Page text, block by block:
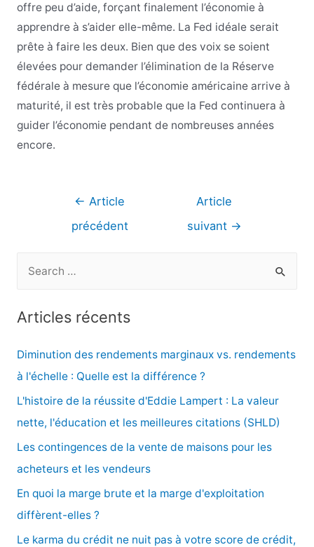
offre peu d’aide, forçant finalement l’économie à
apprendre à s’aider elle-même. La Fed idéale serait
prête à faire les deux. Bien que des voix se soient
élevées pour demander l’élimination de la Réserve
fédérale à mesure que l’économie américaine arrive à
maturité, il est très probable que la Fed continuera à
guider l’économie pendant de nombreuses années
encore.
Navigation
l’article
← Article
précédent
Article
suivant →
e
r
c
:
Articles récents
Diminution des rendements marginaux vs. rendements
à l'échelle : Quelle est la différence ?
L'histoire de la réussite d'Eddie Lampert : La valeur
nette, l'éducation et les meilleures citations (SHLD)
Les contingences de la vente de maisons pour les
acheteurs et les vendeurs
En quoi la marge brute et la marge d'exploitation
diffèrent-elles ?
Le karma du crédit ne nuit pas à votre score de crédit,